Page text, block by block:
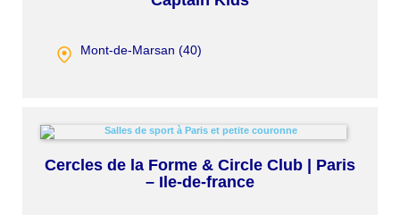
Mont-de-Marsan (40)
Cercles de la Forme & Circle Club | Paris
– Ile-de-france